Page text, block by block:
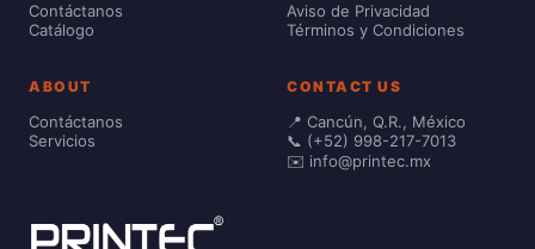
Contáctanos
Catálogo
Aviso de Privacidad
Términos y Condiciones
ABOUT
Contáctanos
Servicios
CONTACT US
📍 Cancún, Q.R., México
📞 (+52) 998-217-7013
✉️ info@printec.mx